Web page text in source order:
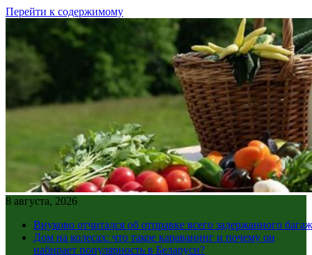
Перейти к содержимому
8 августа, 2026
Внуково отчитался об отправке всего задержанного
Дом на колесах: что такое караванинг и почему он
набирает популярность в Беларуси?